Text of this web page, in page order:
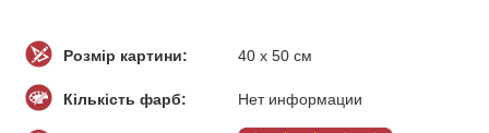
Розмір картини: 40 х 50 см
Кількість фарб: Нет информации